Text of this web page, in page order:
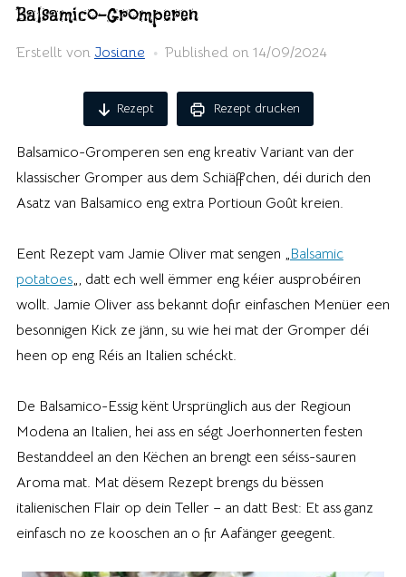
Balsamico-Gromperen
Erstellt von Josiane Published on 14/09/2024
Rezept Rezept drucken
Balsamico-Gromperen sen eng kreativ Variant van der
klassischer Gromper aus dem Schiäffchen, déi durich den
Asatz van Balsamico eng extra Portioun Goût kreien.
Eent Rezept vam Jamie Oliver mat sengen „Balsamic
potatoes„, datt ech well ëmmer eng kéier ausprobéiren
wollt. Jamie Oliver ass bekannt dofir einfaschen Menüer een
besonnigen Kick ze jänn, su wie hei mat der Gromper déi
heen op eng Réis an Italien schéckt.
De Balsamico-Essig kënt Ursprünglich aus der Regioun
Modena an Italien, hei ass en ségt Joerhonnerten festen
Bestanddeel an den Këchen an brengt een séiss-sauren
Aroma mat. Mat dësem Rezept brengs du bëssen
italienischen Flair op dein Teller – an datt Best: Et ass ganz
einfasch no ze kooschen an o fir Aafänger geegent.